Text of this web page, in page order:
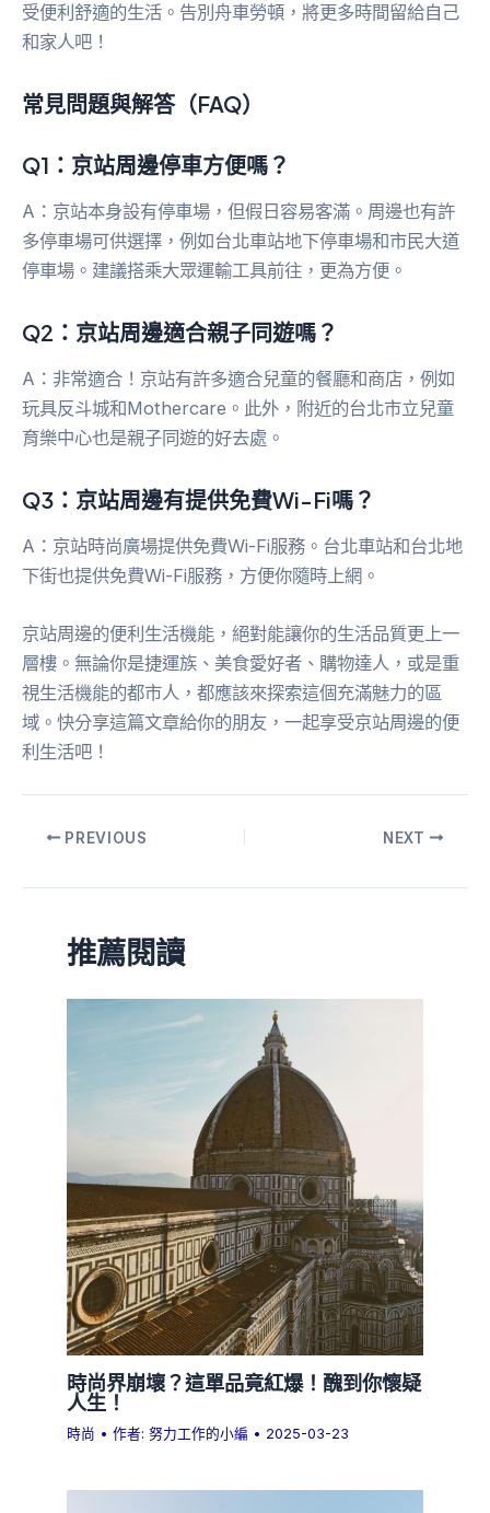
受便利舒適的生活。告別舟車勞頓，將更多時間留給自己
和家人吧！
常見問題與解答（FAQ）
Q1：京站周邊停車方便嗎？
A：京站本身設有停車場，但假日容易客滿。周邊也有許
多停車場可供選擇，例如台北車站地下停車場和市民大道
停車場。建議搭乘大眾運輸工具前往，更為方便。
Q2：京站周邊適合親子同遊嗎？
A：非常適合！京站有許多適合兒童的餐廳和商店，例如
玩具反斗城和Mothercare。此外，附近的台北市立兒童
育樂中心也是親子同遊的好去處。
Q3：京站周邊有提供免費Wi-Fi嗎？
A：京站時尚廣場提供免費Wi-Fi服務。台北車站和台北地
下街也提供免費Wi-Fi服務，方便你隨時上網。
京站周邊的便利生活機能，絕對能讓你的生活品質更上一
層樓。無論你是捷運族、美食愛好者、購物達人，或是重
視生活機能的都市人，都應該來探索這個充滿魅力的區
域。快分享這篇文章給你的朋友，一起享受京站周邊的便
利生活吧！
PREVIOUS NEXT
推薦閱讀
時尚界崩壞？這單品竟紅爆！醜到你懷疑
人生！
時尚 • 作者:努力工作的小編 • 2025-03-23